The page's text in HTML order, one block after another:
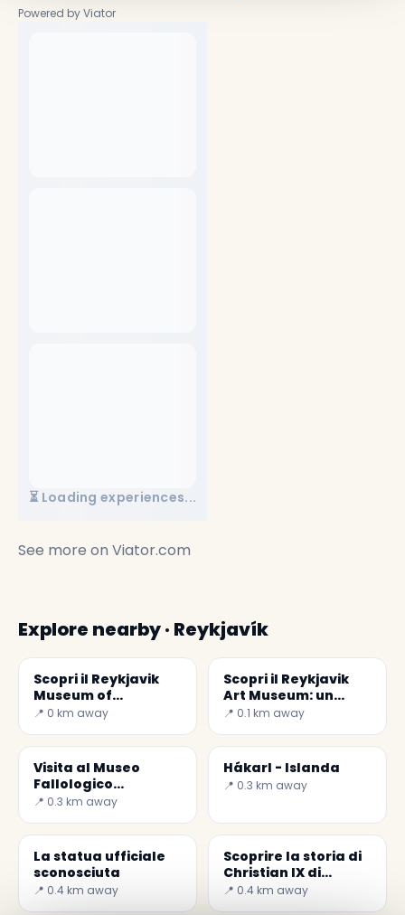
Powered by Viator
⏳ Loading experiences...
See more on Viator.com
Explore nearby · Reykjavík
Scopri il Reykjavik
Museum of
Photography: un
cultura islandese
📍 0 km away
Scopri il Reykjavik
Art Museum: un
tesoro culturale in
📍 0.1 km away
Visita al Museo
Fallologico
Islandese di
📍 0.3 km away
Hákarl - Islanda
📍 0.3 km away
La statua ufficiale
sconosciuta
📍 0.4 km away
Scoprire la storia di
Christian IX di
Danimarca in
📍 0.4 km away